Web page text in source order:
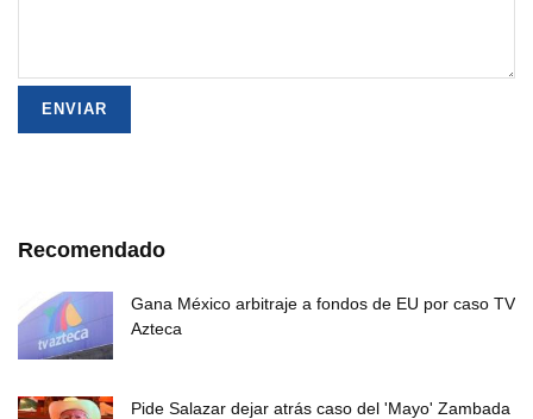
Recomendado
Gana México arbitraje a fondos de EU por caso TV
Azteca
Pide Salazar dejar atrás caso del 'Mayo' Zambada